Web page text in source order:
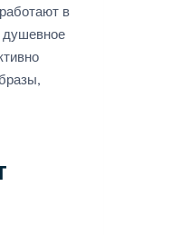
в
душевное